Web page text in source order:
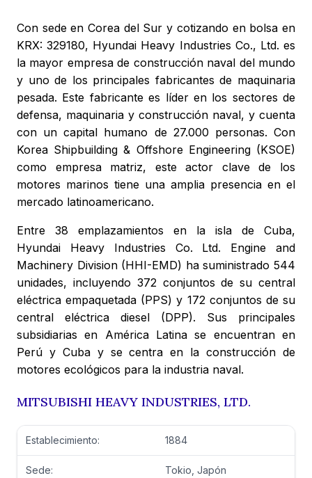
Con sede en Corea del Sur y cotizando en bolsa en
KRX: 329180, Hyundai Heavy Industries Co., Ltd. es
la mayor empresa de construcción naval del mundo
y uno de los principales fabricantes de maquinaria
pesada. Este fabricante es líder en los sectores de
defensa, maquinaria y construcción naval, y cuenta
con un capital humano de 27.000 personas. Con
Korea Shipbuilding & Offshore Engineering (KSOE)
como empresa matriz, este actor clave de los
motores marinos tiene una amplia presencia en el
mercado latinoamericano.
Entre 38 emplazamientos en la isla de Cuba,
Hyundai Heavy Industries Co. Ltd. Engine and
Machinery Division (HHI-EMD) ha suministrado 544
unidades, incluyendo 372 conjuntos de su central
eléctrica empaquetada (PPS) y 172 conjuntos de su
central eléctrica diesel (DPP). Sus principales
subsidiarias en América Latina se encuentran en
Perú y Cuba y se centra en la construcción de
motores ecológicos para la industria naval.
MITSUBISHI HEAVY INDUSTRIES, LTD.
Establecimiento: 1884
Sede: Tokio, Japón